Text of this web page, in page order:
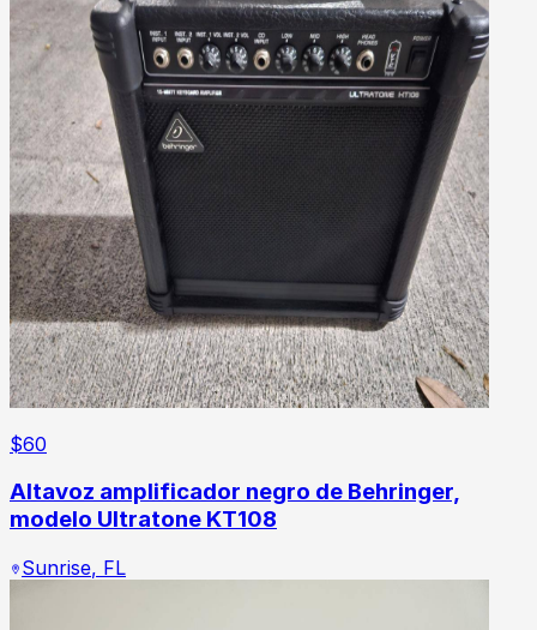
$60
Altavoz amplificador negro de Behringer,
modelo Ultratone KT108
Sunrise, FL